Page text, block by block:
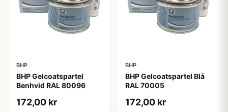
BHP
BHP Gelcoatspartel
Benhvid RAL 80096
172,00 kr
BHP
BHP Gelcoatspartel Blå
RAL 70005
172,00 kr